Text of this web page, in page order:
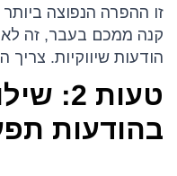
זו ההפרה הנפוצה
קנה ממכם בעבר, זה
הודעות שיווקיות.
טעות
בהודעות